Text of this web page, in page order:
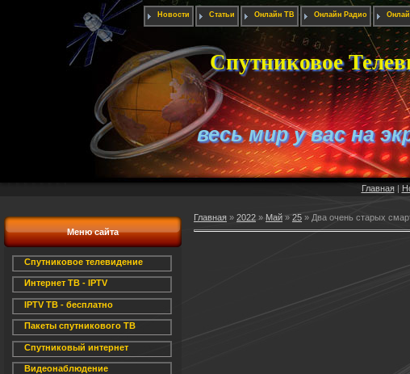
Новости Статьи Онлайн ТВ Онлайн Радио
Спутниковое
весь мир у вас на
Главная|
Меню сайта
Спутниковое телевидение
Интернет ТВ - IPTV
IPTV ТВ - бесплатно
Пакеты спутникового ТВ
Спутниковый интернет
Видеонаблюдение
Главная » 2022 » Май » 25 » Два очень старых